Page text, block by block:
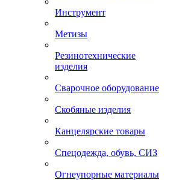
Инструмент
Метизы
Резинотехнические
изделия
Сварочное оборудование
Скобяные изделия
Канцелярские товары
Спецодежда, обувь, СИЗ
Огнеупорные материалы